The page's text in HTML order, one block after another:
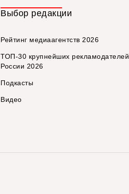
Выбор редакции
Рейтинг медиаагентств 2026
ТОП-30 крупнейших рекламодателей
России 2026
Подкасты
Видео